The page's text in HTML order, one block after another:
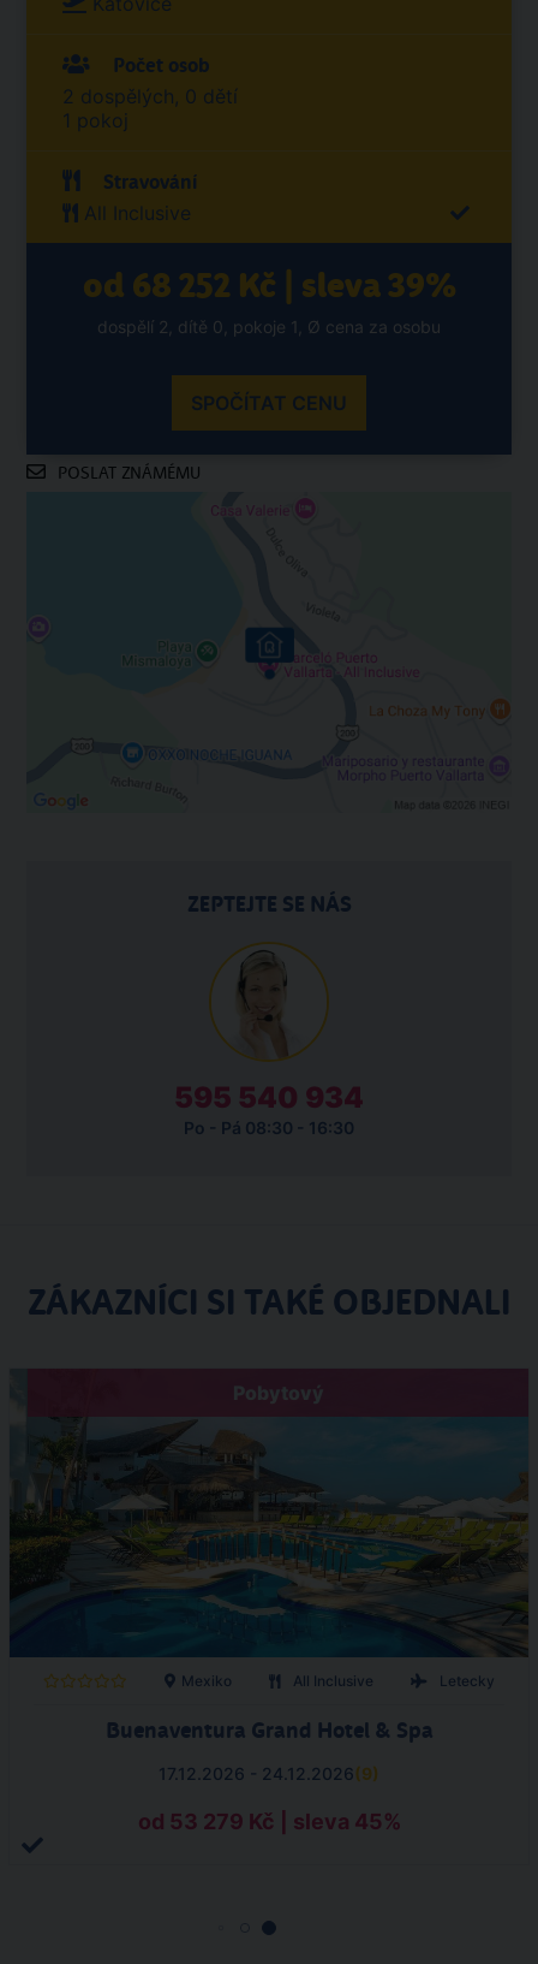
Počet osob
2 dospělých, 0 dětí
1 pokoj
Stravování
All Inclusive
od 68 252 Kč | sleva 39%
dospělí 2, dítě 0, pokoje 1, Ø cena za osobu
SPOČÍTAT CENU
POSLAT ZNÁMÉMU
ZEPTEJTE SE NÁS
595 540 934
Po - Pá 08:30 - 16:30
ZÁKAZNÍCI SI TAKÉ OBJEDNALI
Pobytový
Mexiko All Inclusive Letecky
Buenaventura Grand Hotel & Spa
17.12.2026 - 24.12.2026(9)
od 53 279 Kč | sleva 45%